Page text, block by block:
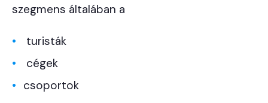
szegmens általában a
turisták
cégek
csoportok